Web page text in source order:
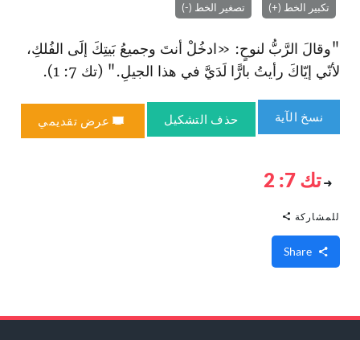
تكبير الخط (+) تصغير الخط (-)
"وقالَ الرَّبُّ لنوحٍ: «ادخُلْ أنتَ وجميعُ بَيتِكَ إلَى الفُلكِ،
لأنّي إيّاكَ رأيتُ بارًّا لَدَيَّ في هذا الجيلِ." (تك 7: 1).
نسخ الآية حذف التشكيل عرض تقديمي
تك 7: 2
للمشاركة